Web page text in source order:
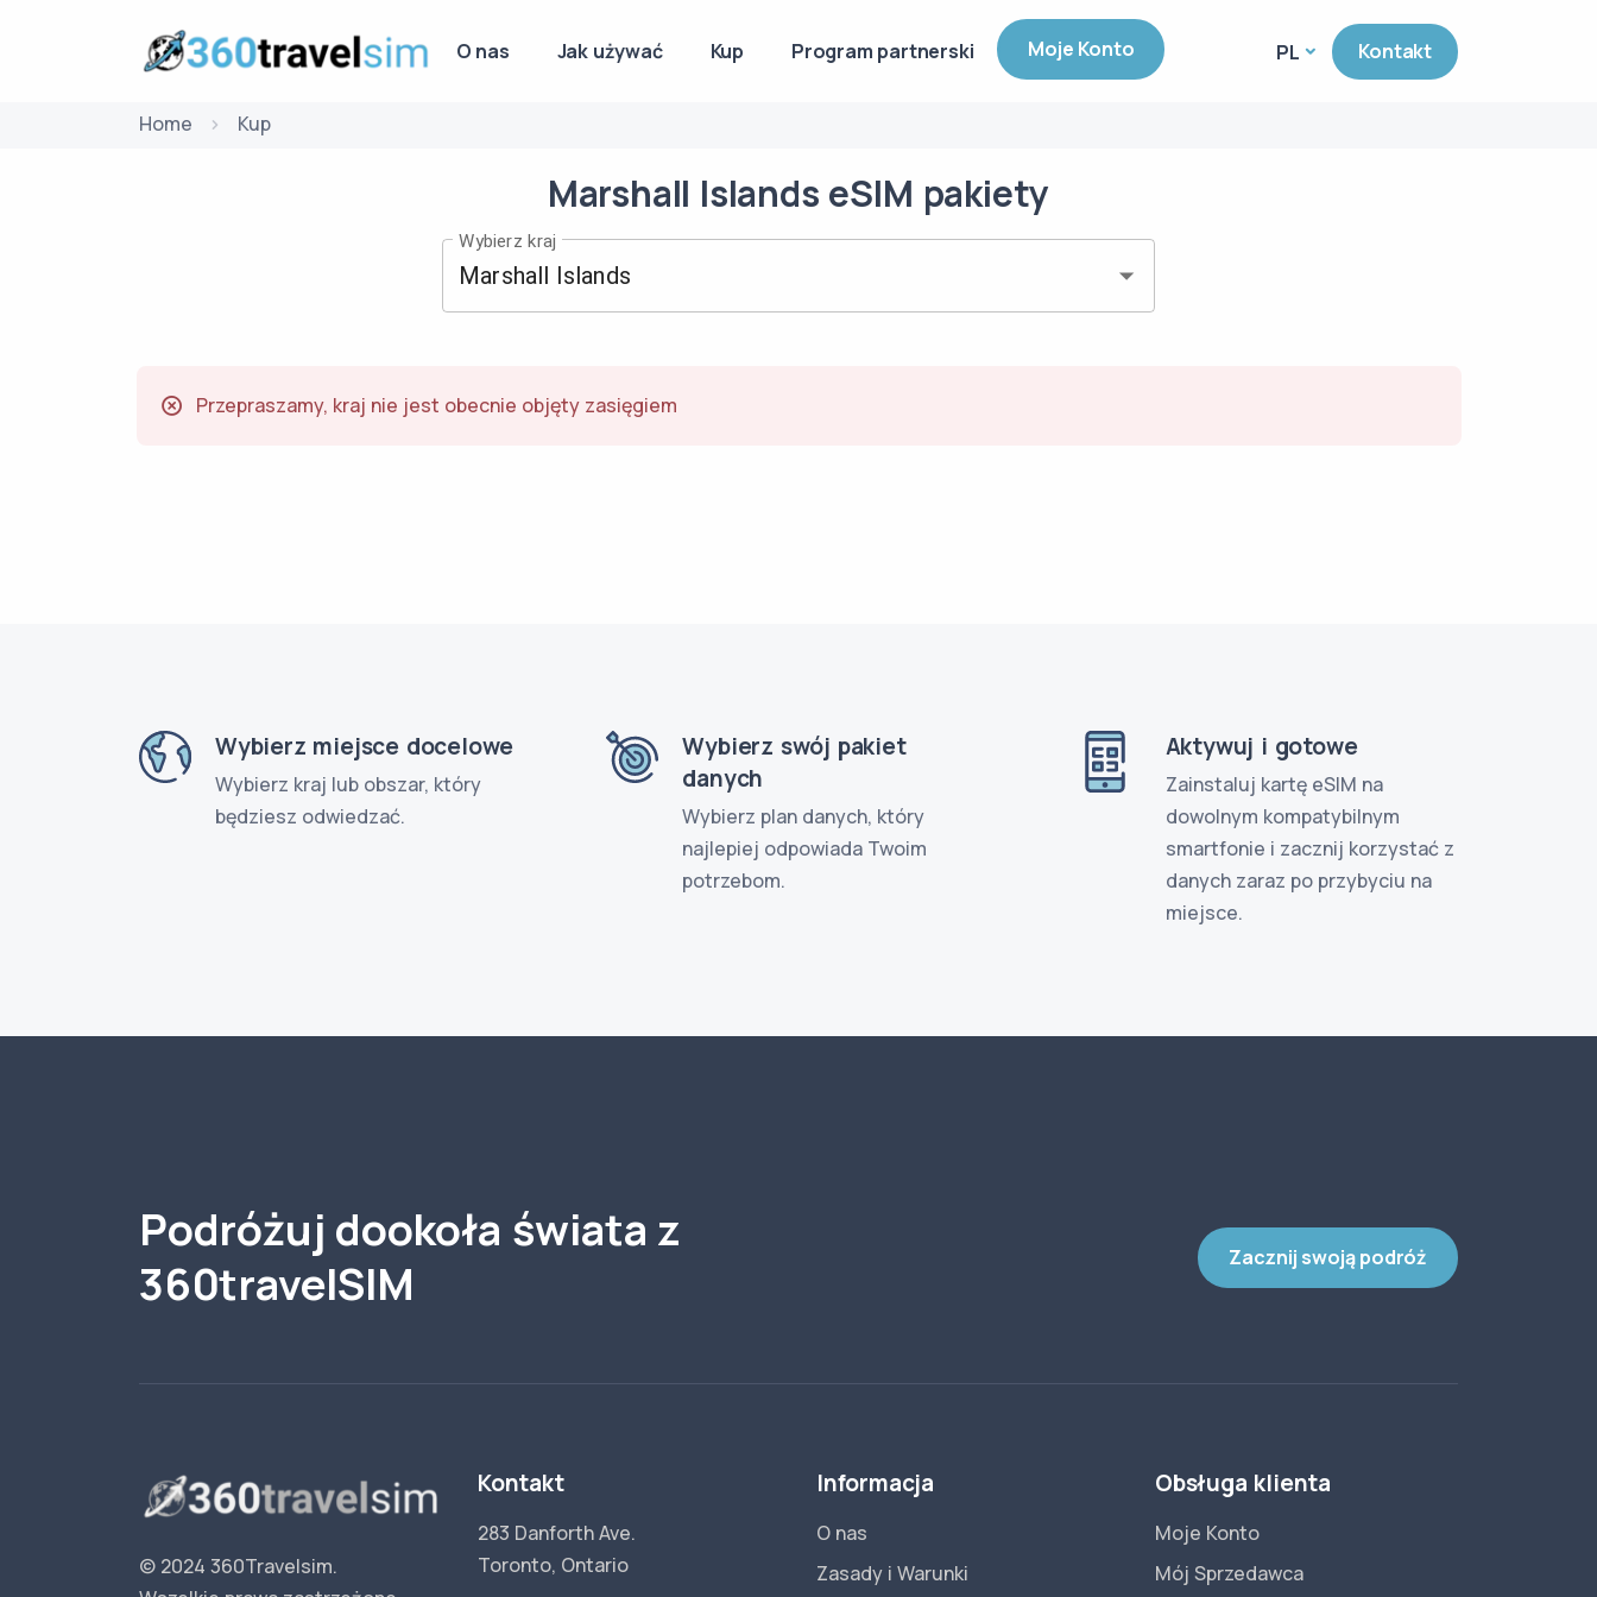
O nas Jak używać Kup Program partnerski Moje Konto PL Kontakt
Home Kup
Marshall Islands eSIM pakiety
Wybierz kraj
Przepraszamy, kraj nie jest obecnie objęty zasięgiem
Wybierz miejsce docelowe
Wybierz kraj lub obszar, który
będziesz odwiedzać.
Wybierz swój pakiet
danych
Wybierz plan danych, który
najlepiej odpowiada Twoim
potrzebom.
Aktywuj i gotowe
Zainstaluj kartę eSIM na
dowolnym kompatybilnym
smartfonie i zacznij korzystać z
danych zaraz po przybyciu na
miejsce.
Podróżuj dookoła świata z
360travelSIM
Zacznij swoją podróż
© 2024 360Travelsim.
Kontakt
283 Danforth Ave.
Toronto, Ontario
Informacja
O nas
Zasady i Warunki
Obsługa klienta
Moje Konto
Mój Sprzedawca